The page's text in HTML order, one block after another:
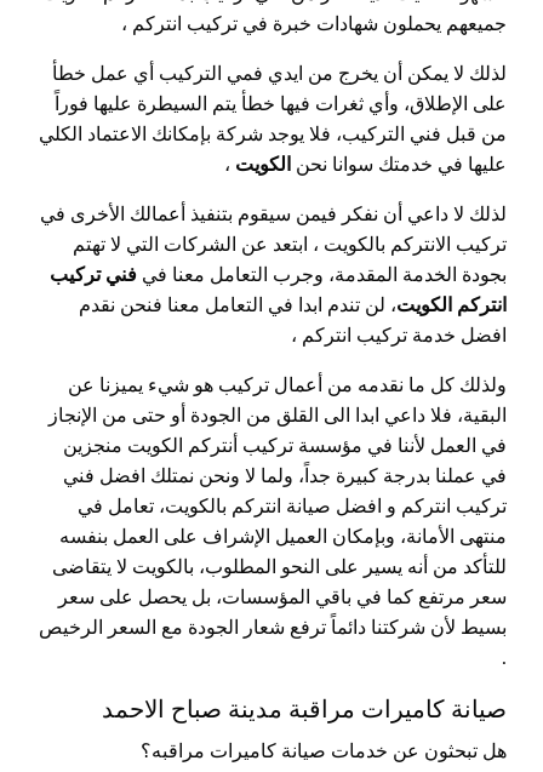
جميعهم يحملون شهادات خبرة في تركيب انتركم ،
لذلك لا يمكن أن يخرج من ايدي فمي التركيب أي عمل خطأ
على الإطلاق، وأي ثغرات فيها خطأ يتم السيطرة عليها فوراً
من قبل فني التركيب، فلا يوجد شركة بإمكانك الاعتماد الكلي
عليها في خدمتك سوانا نحن
الكويت ،
لذلك لا داعي أن نفكر فيمن سيقوم بتنفيذ أعمالك الأخرى في
تركيب الانتركم بالكويت ، ابتعد عن الشركات التي لا تهتم
بجودة الخدمة المقدمة، وجرب التعامل معنا في فني تركيب
انتركم الكويت، لن تندم ابدا في التعامل معنا فنحن نقدم
افضل خدمة تركيب انتركم ،
ولذلك كل ما نقدمه من أعمال تركيب هو شيء يميزنا عن
البقية، فلا داعي ابدا الى القلق من الجودة أو حتى من الإنجاز
في العمل لأننا في مؤسسة تركيب أنتركم الكويت منجزين
في عملنا بدرجة كبيرة جداً، ولما لا ونحن نمتلك افضل فني
تركيب انتركم و افضل صيانة انتركم بالكويت، تعامل في
منتهى الأمانة، وبإمكان العميل الإشراف على العمل بنفسه
للتأكد من أنه يسير على النحو المطلوب، بالكويت لا يتقاضى
سعر مرتفع كما في باقي المؤسسات، بل يحصل على سعر
بسيط لأن شركتنا دائماً ترفع شعار الجودة مع السعر الرخيص
.
صيانة كاميرات مراقبة مدينة صباح الاحمد
هل تبحثون عن خدمات صيانة كاميرات مراقبه؟